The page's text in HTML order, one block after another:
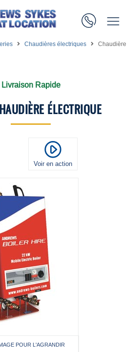
Chaudières électriques
Chaudière
Livraison Rapide
ÉLECTRIQUE
Voir en action
POUR L'AGRANDIR